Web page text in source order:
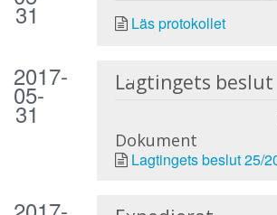
31 Läs protokollet
2017-
05-
31
Lagtingets beslut
Dokument
Lagtingets beslut 25/